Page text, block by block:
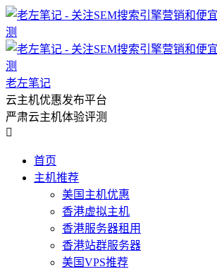
老左笔记
云主机优惠发布平台
严肃云主机体验评测

首页
主机推荐
美国主机优惠
香港虚拟主机
香港服务器租用
香港站群服务器
美国VPS推荐